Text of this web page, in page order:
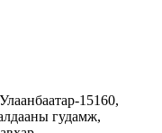
15160,
гудамж,